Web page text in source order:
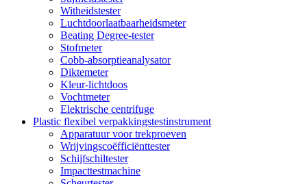
Witheidstester
Luchtdoorlaatbaarheidsmeter
Beating Degree-tester
Stofmeter
Cobb-absorptieanalysator
Diktemeter
Kleur-lichtdoos
Vochtmeter
Elektrische centrifuge
Plastic flexibel verpakkingstestinstrument
Apparatuur voor trekproeven
Wrijvingscoëfficiënttester
Schijfschiltester
Impacttestmachine